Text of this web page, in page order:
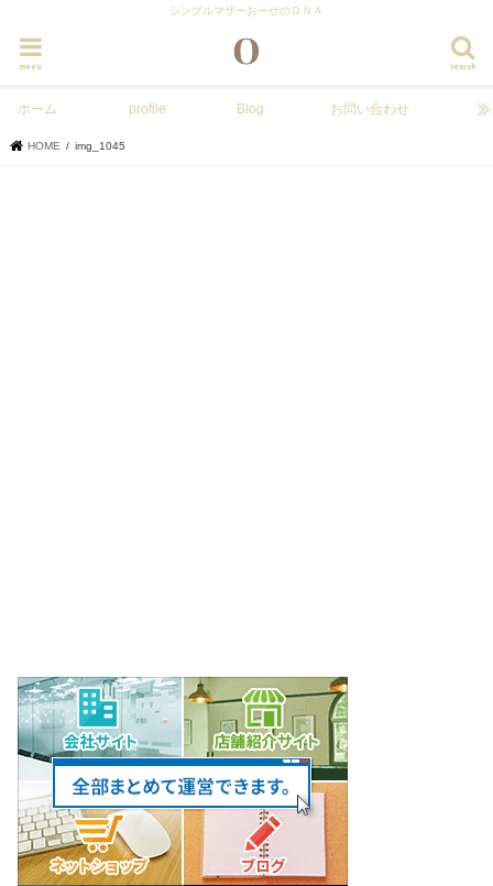
シングルマザーおーせのＤＮＡ
search
menu
ホーム profile Blog お問い合わせ
HOME img_1045